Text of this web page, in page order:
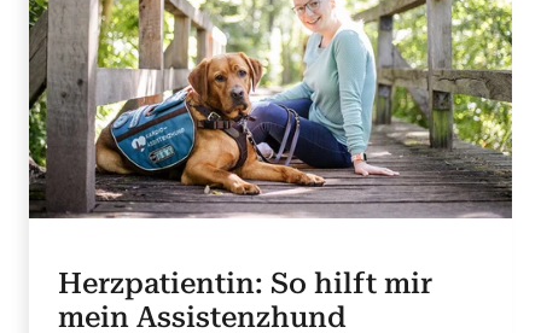
Herzpatientin: So hilft mir
mein Assistenzhund